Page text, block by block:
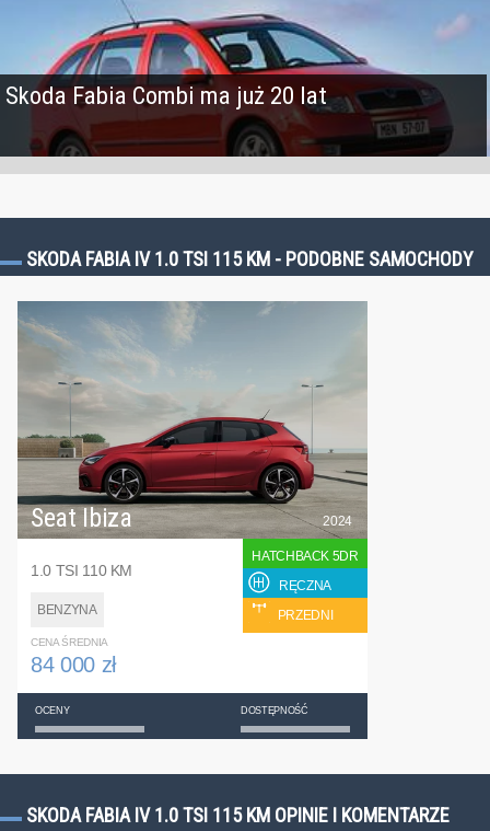
Skoda Fabia Combi ma już 20 lat
SKODA FABIA IV 1.0 TSI 115 KM - PODOBNE SAMOCHODY
Seat Ibiza
1.0 TSI 110 KM
BENZYNA
2024
HATCHBACK 5DR
RĘCZNA
PRZEDNI
CENA ŚREDNIA
84 000 zł
OCENY DOSTĘPNOŚĆ
SKODA FABIA IV 1.0 TSI 115 KM OPINIE I KOMENTARZE